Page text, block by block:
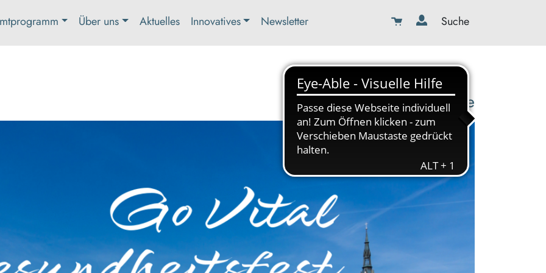
Über uns Aktuelles Innovatives Newsletter Suche
08179-423989-0
info@kbw-toelz-wor.de